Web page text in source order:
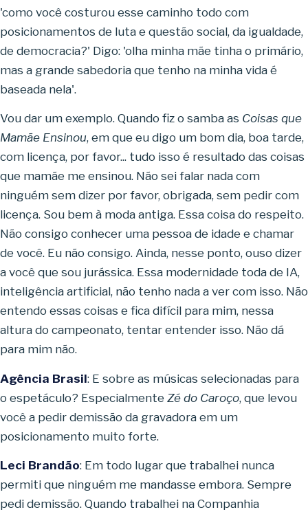
'como você costurou esse caminho todo com
posicionamentos de luta e questão social, da igualdade,
de democracia?' Digo: 'olha minha mãe tinha o primário,
mas a grande sabedoria que tenho na minha vida é
baseada nela'.
Vou dar um exemplo. Quando fiz o samba as Coisas que
Mamãe Ensinou, em que eu digo um bom dia, boa tarde,
com licença, por favor... tudo isso é resultado das coisas
que mamãe me ensinou. Não sei falar nada com
ninguém sem dizer por favor, obrigada, sem pedir com
licença. Sou bem à moda antiga. Essa coisa do respeito.
Não consigo conhecer uma pessoa de idade e chamar
de você. Eu não consigo. Ainda, nesse ponto, ouso dizer
a você que sou jurássica. Essa modernidade toda de IA,
inteligência artificial, não tenho nada a ver com isso. Não
entendo essas coisas e fica difícil para mim, nessa
altura do campeonato, tentar entender isso. Não dá
para mim não.
Agência Brasil: E sobre as músicas selecionadas para
o espetáculo? Especialmente Zé do Caroço, que levou
você a pedir demissão da gravadora em um
posicionamento muito forte.
Leci Brandão: Em todo lugar que trabalhei nunca
permiti que ninguém me mandasse embora. Sempre
pedi demissão. Quando trabalhei na Companhia